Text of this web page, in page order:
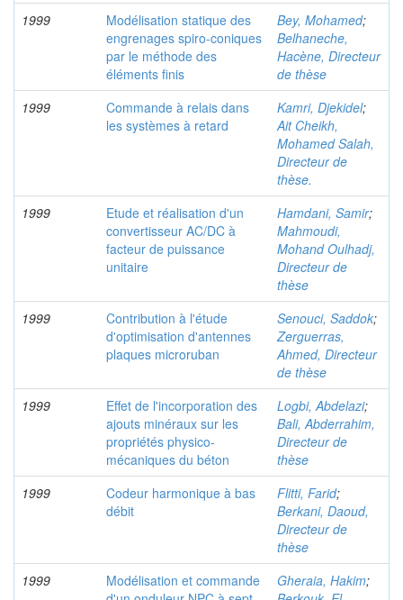
1999
Modélisation statique des
engrenages spiro-coniques
par le méthode des
éléments finis
Bey, Mohamed;
Belhaneche,
Hacène, Directeur
de thèse
1999
Commande à relais dans
les systèmes à retard
Kamri, Djekidel;
Ait Cheikh,
Mohamed Salah,
Directeur de
thèse.
1999
Etude et réalisation d'un
convertisseur AC/DC à
facteur de puissance
unitaire
Hamdani, Samir;
Mahmoudi,
Mohand Oulhadj,
Directeur de
thèse
1999
Contribution à l'étude
d'optimisation d'antennes
plaques microruban
Senouci, Saddok;
Zerguerras,
Ahmed, Directeur
de thèse
1999
Effet de l'incorporation des
ajouts minéraux sur les
propriétés physico-
mécaniques du béton
Logbi, Abdelazi;
Bali, Abderrahim,
Directeur de
thèse
1999
Codeur harmonique à bas
débit
Flitti, Farid;
Berkani, Daoud,
Directeur de
thèse
1999
Modélisation et commande
Gheraia, Hakim;